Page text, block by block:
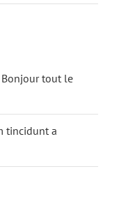
Bonjour tout le
tincidunt a